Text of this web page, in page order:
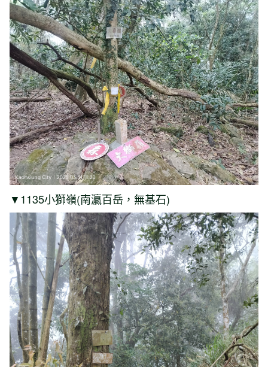
▼1135小獅嶺(南瀛百岳，無基石)